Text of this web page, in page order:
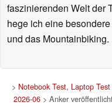
faszinierenden Welt der
hege ich eine
und das Mountainbiking.
> Notebook Test, Laptop
2026-06 > Anker